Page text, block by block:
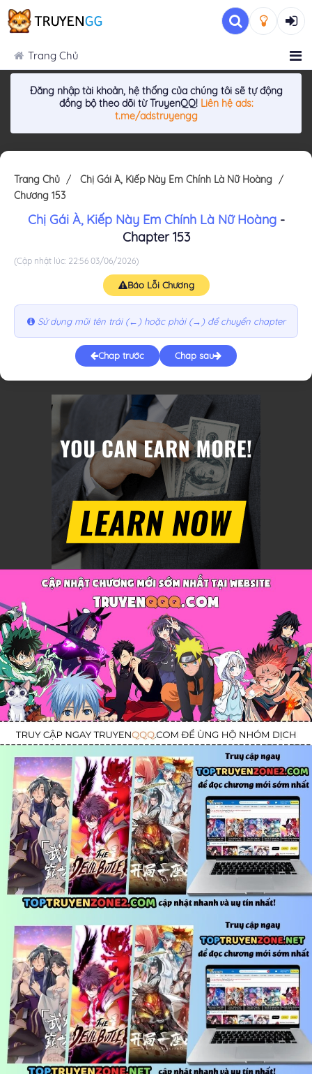
Trang Chủ
Đăng nhập tài khoản, hệ thống của chúng tôi sẽ tự động
đồng bộ theo dõi từ TruyenQQ! Liên hệ ads:
t.me/adstruyengg
Trang Chủ
Chị Gái À, Kiếp Này Em Chính Là Nữ Hoàng
Chương 153
Chị Gái À, Kiếp Này Em Chính Là Nữ Hoàng-
Chapter 153
(Cập nhật lúc: 22:56 03/06/2026)
Báo Lỗi Chương
Sử dụng mũi tên trái (←) hoặc phải (→) để chuyển chapter
Chap trước Chap sau